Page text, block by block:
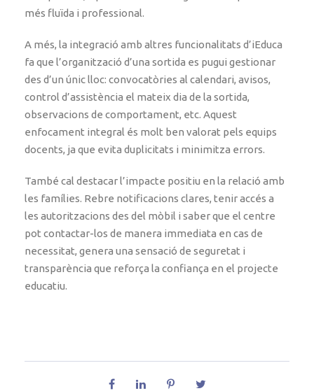
més fluïda i professional.
A més, la integració amb altres funcionalitats d’iEduca
fa que l’organització d’una sortida es pugui gestionar
des d’un únic lloc: convocatòries al calendari, avisos,
control d’assistència el mateix dia de la sortida,
observacions de comportament, etc. Aquest
enfocament integral és molt ben valorat pels equips
docents, ja que evita duplicitats i minimitza errors.
També cal destacar l’impacte positiu en la relació amb
les famílies. Rebre notificacions clares, tenir accés a
les autoritzacions des del mòbil i saber que el centre
pot contactar-los de manera immediata en cas de
necessitat, genera una sensació de seguretat i
transparència que reforça la confiança en el projecte
educatiu.